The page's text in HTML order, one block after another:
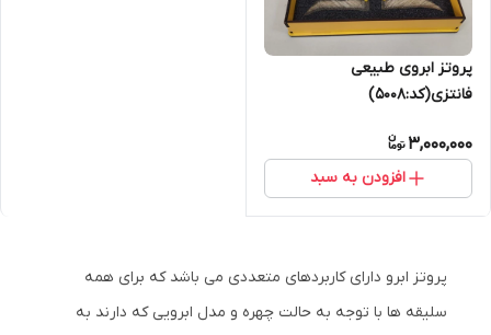
پروتز ابروی طبیعی
فانتزی(کد:5008)
3,000,000
افزودن به سبد
پروتز ابرو دارای کاربردهای متعددی می باشد که برای همه
سلیقه ها با توجه به حالت چهره و مدل ابرویی که دارند به